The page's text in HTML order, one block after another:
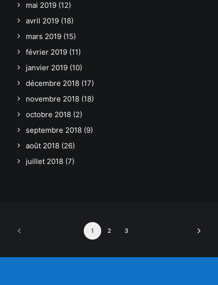
mai 2019 (12)
avril 2019 (18)
mars 2019 (15)
février 2019 (11)
janvier 2019 (10)
décembre 2018 (17)
novembre 2018 (18)
octobre 2018 (2)
septembre 2018 (9)
août 2018 (26)
juillet 2018 (7)
1 2 3